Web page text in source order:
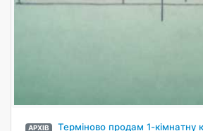
АРХІВ
Терміново продам 1-кімнатну